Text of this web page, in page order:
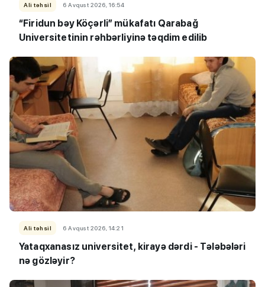
Ali təhsil 6 Avqust 2026, 16:54
“Firidun bəy Köçərli” mükafatı Qarabağ
Universitetinin rəhbərliyinə təqdim edilib
Ali təhsil 6 Avqust 2026, 14:21
Yataqxanasız universitet, kirayə dərdi - Tələbələri
nə gözləyir?